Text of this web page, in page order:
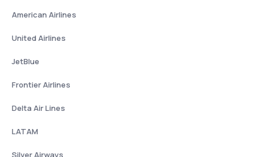
American Airlines
United Airlines
JetBlue
Frontier Airlines
Delta Air Lines
LATAM
Silver Airways